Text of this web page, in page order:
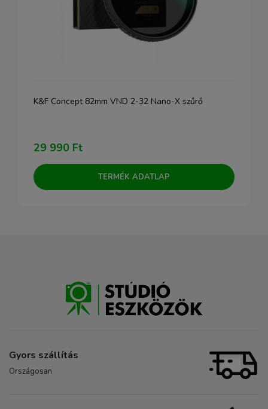
K&F Concept 82mm VND 2-32 Nano-X szűrő
29 990 Ft
TERMÉK ADATLAP
Gyors szállítás
Országosan